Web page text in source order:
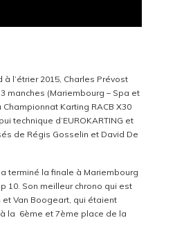
à l’étrier 2015, Charles Prévost
manches (Mariembourg – Spa et
Championnat Karting RACB X30
technique d’EUROKARTING et
de Régis Gosselin et David De
terminé la finale à Mariembourg
10. Son meilleur chrono qui est
et Van Boogeart, qui étaient
la 6ème et 7ème place de la